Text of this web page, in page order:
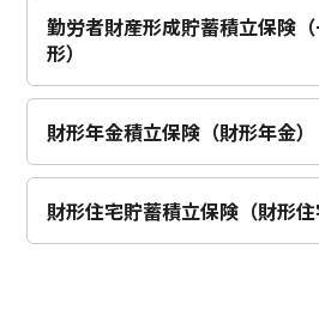
勤労者財産形成貯蓄積立保険
形）
財形年金積立保険（財形年金）
財形住宅貯蓄積立保険（財形住